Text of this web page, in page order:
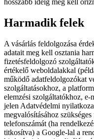
hosszabb ideig meg kell
Harmadik felek
A vásárlás feldolgozása
adatait meg kell osztania
fizetésfeldolgozó
értékelő weboldalakkal
működő adatfeldolgozókat
szolgáltatásokhoz, a
elemzési szolgáltatókhoz,
jelen Adatvédelmi
megvalósításához
telefonszámát (ha
titkosítva) a Google-lal a